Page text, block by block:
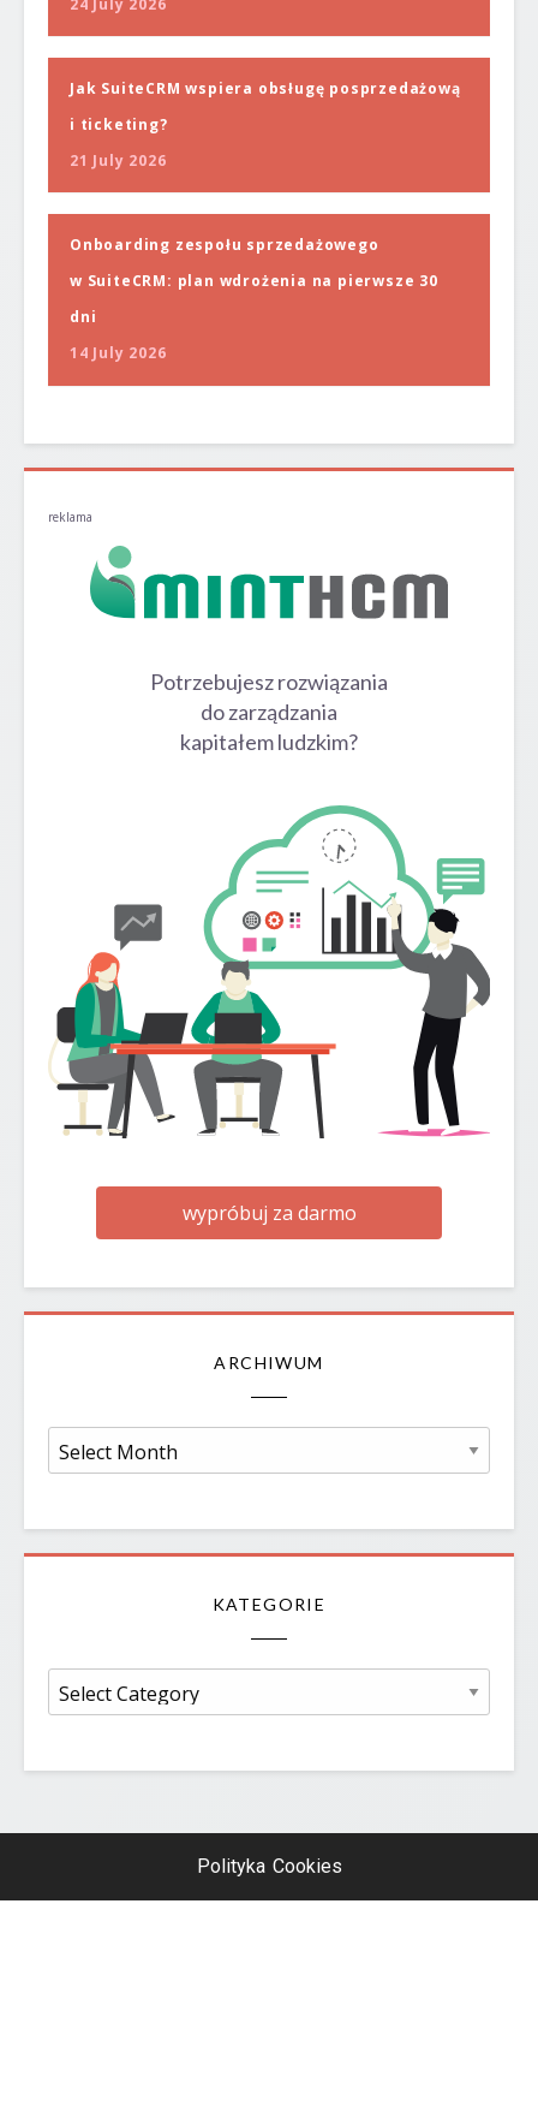
Jak SuiteCRM wspiera obsługę posprzedażową
i ticketing?
21 July 2026
Onboarding zespołu sprzedażowego
w SuiteCRM: plan wdrożenia na pierwsze 30
dni
14 July 2026
reklama
Potrzebujesz rozwiązania
do zarządzania
kapitałem ludzkim?
wypróbuj za darmo
ARCHIWUM
Archiwum
KATEGORIE
Kategorie
Polityka Cookies